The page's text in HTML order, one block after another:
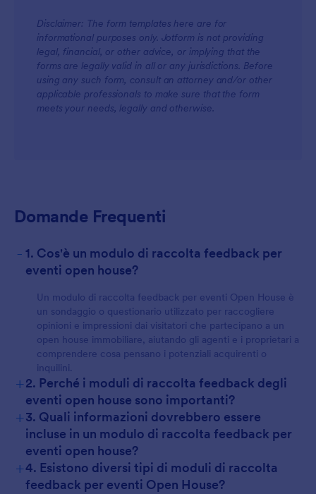
Disclaimer: The form templates here are for
informational purposes only. Jotform is not providing
legal, financial, or other advice, or implying that the
forms are legally valid in all or any jurisdictions. Before
using any such form, consult an attorney and/or other
applicable professionals to make sure that the form
meets your needs, legally and otherwise.
Domande Frequenti
- 1. Cos'è un modulo di raccolta feedback per
eventi open house?
Un modulo di raccolta feedback per eventi Open House è
un sondaggio o questionario utilizzato per raccogliere
opinioni e impressioni dai visitatori che partecipano a un
open house immobiliare, aiutando gli agenti e i proprietari a
comprendere cosa pensano i potenziali acquirenti o
inquilini.
+2. Perché i moduli di raccolta feedback degli
eventi open house sono importanti?
+3. Quali informazioni dovrebbero essere
incluse in un modulo di raccolta feedback per
eventi open house?
+4. Esistono diversi tipi di moduli di raccolta
feedback per eventi Open House?